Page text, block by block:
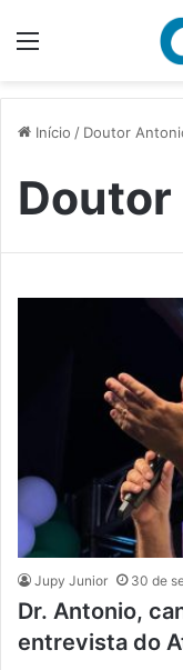
Início / Doutor
Jupy Junior 30 de
Dr. Antonio,
entrevista do